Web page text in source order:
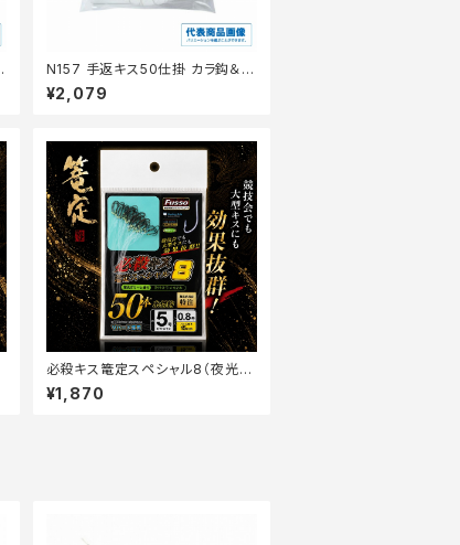
N157 手返キス50仕掛 カラ鈎＆ラ
メ 4-0.8 ケイムラパール【継続セ
ール_仕掛】
¥2,079
必殺キス篭定スペシャル8（夜光グ
リーン塗り）5号-Vハードハリス0.
8号～1.25号【篭定】
¥1,870